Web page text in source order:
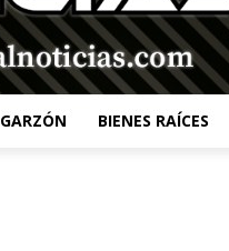
GARZÓN BIENES RAÍCES